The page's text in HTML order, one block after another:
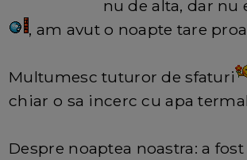
nu de alta, dar nu
, am avut o noapte tare
Multumesc tuturor de sfaturi
chiar o sa incerc cu apa
Despre noaptea noastra: a